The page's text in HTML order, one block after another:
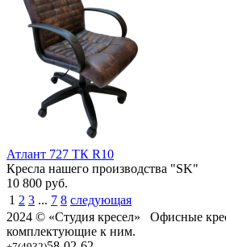
Атлант 727 ТК R10
Кресла нашего производства "SK"
10 800 руб.
1 2 3 ... 7 8 следующая
2024 © «Студия кресел» Офисные
комплектующие к ним.